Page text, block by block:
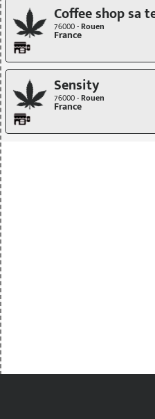
Coffee shop sa
76000 -Rouen
France
Sensity
76000 -Rouen
France